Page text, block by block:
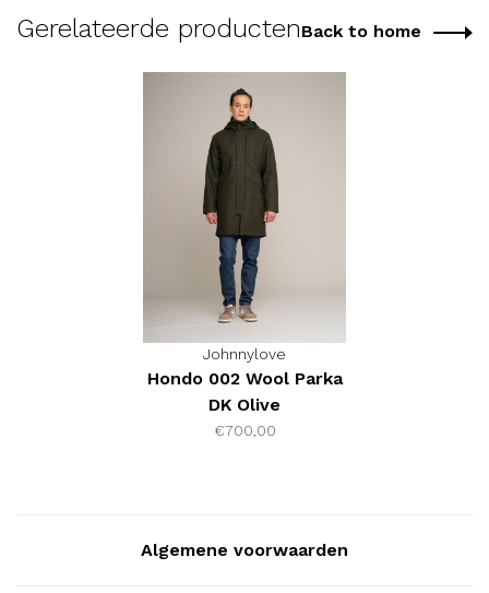
Gerelateerde productenBack to home
Johnnylove
Hondo 002 Wool Parka
DK Olive
€700,00
Algemene voorwaarden